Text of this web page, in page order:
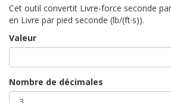
Cet outil convertit Livre-force seconde
en Livre par pied seconde (lb/(ft·s)).
Valeur
Nombre de décimales